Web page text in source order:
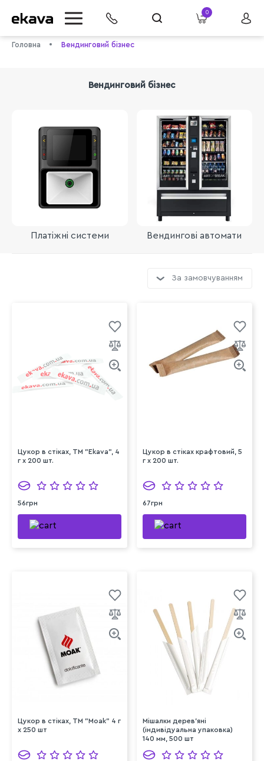
info@ekava.com.ua
0
Головна Вендинговий бізнес
Вендинговий бізнес
Платіжні системи Вендингові автомати
За замовчуванням
Цукор в стіках, ТМ "Ekava", 4
г х 200 шт.
56грн
Цукор в стіках крафтовий, 5
г х 200 шт.
67грн
Цукор в стіках, TM "Moak" 4 г
х 250 шт
Мішалки дерев'яні
(індивідуальна упаковка)
140 мм, 500 шт